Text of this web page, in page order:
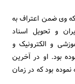
وی ضمن اعتراف به
و تحویل اسناد
به اخـذ وسـایل وامکـانات فـنّی٬ آموزشی و الکترونیک و
بود. او در آخرین
بود که در زمان